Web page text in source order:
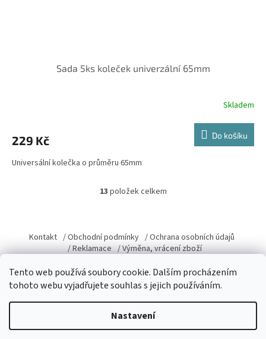
Tento web používá soubory cookie. Dalším procházením
tohoto webu vyjadřujete souhlas s jejich používáním.
Nastavení
Sada 5ks koleček univerzální 65mm
Skladem
229 Kč Do košíku
Universální kolečka o průměru 65mm
O
d
a
í
p
k
y
13 položek celkem
a
Kontakt / Obchodní podmínky / Ochrana osobních údajů
/ Reklamace / Výměna, vrácení zboží